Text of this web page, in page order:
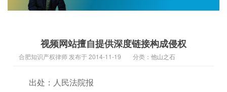
视频网站擅自提供深度链接构成侵权
合肥知识产权律师 发布于 2014-11-19 分类： 他山之石
出处：人民法院报